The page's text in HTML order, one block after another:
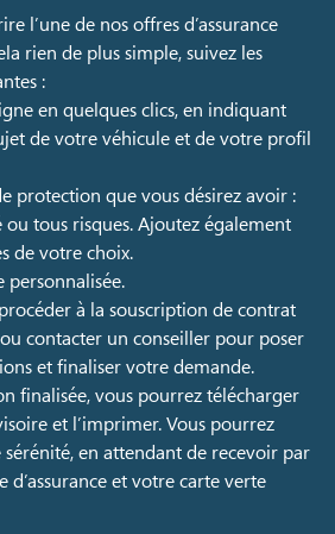
l’une de nos offres d’assurance
rien de plus simple, suivez les
:
en quelques clics, en indiquant
de votre véhicule et de votre profil
protection que vous désirez avoir :
tous risques. Ajoutez également
de votre choix.
à la souscription de contrat
contacter un conseiller pour poser
et finaliser votre demande.
finalisée, vous pourrez télécharger
et l’imprimer. Vous pourrez
en attendant de recevoir par
et votre carte verte